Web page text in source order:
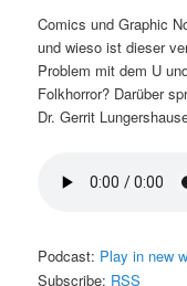
Comics und Graphic
und wieso ist dieser
Problem mit dem U
Folkhorror? Darüber
Dr. Gerrit
Podcast: Play in new
Subscribe: RSS